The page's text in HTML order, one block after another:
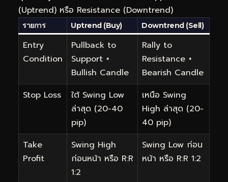
(Uptrend) หรือ Resistance (Downtrend)
รายการ Uptrend (Buy) Downtrend (Sell)
Entry
Condition
Pullback to
Support +
Bullish Candle
Rally to
Resistance +
Bearish Candle
Stop Loss
ใต้ Swing Low
ล่าสุด (20-40
pip)
เหนือ Swing
High ล่าสุด (20-
40 pip)
Take
Profit
Swing High
ก่อนหน้า หรือ R:R
1:2
Swing Low ก่อน
หน้า หรือ R:R 1:2